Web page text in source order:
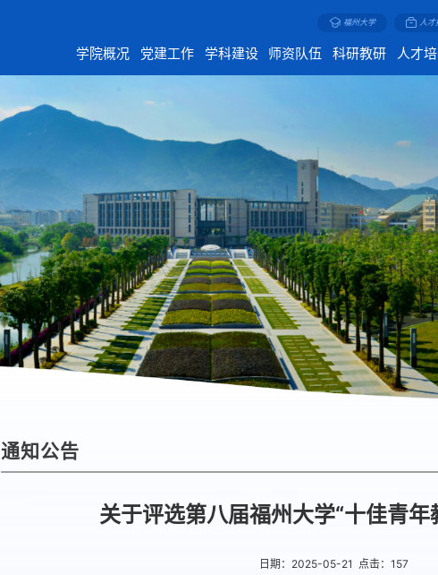
福州大学 人才
学院概况 党建工作 学科建设 师资队伍 科研教研 人才
通知公告
关于评选第八届福州大学“十佳青年
日期：2025-05-21 点击： 157